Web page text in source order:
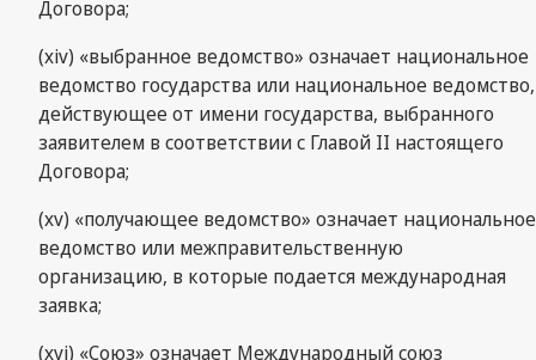
Договора;
(xiv) «выбранное ведомство» означает национальное
ведомство государства или национальное ведомство,
действующее от имени государства, выбранного
заявителем в соответствии с Главой II настоящего
Договора;
(xv) «получающее ведомство» означает национальное
ведомство или межправительственную
организацию, в которые подается международная
заявка;
(xvi) «Союз» означает Международный союз